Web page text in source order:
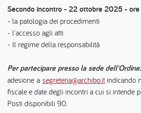
Secondo incontro - 22 ottobre 2025 -
- la patologia dei procedimenti
- l'accesso agli atti
- Il regime della responsabilità
Per partecipare presso la sede dell'Ordine:
adesione a segreteria@archibo.it indicando
fiscale e date degli incontri a cui si intende
Posti disponibili 90.